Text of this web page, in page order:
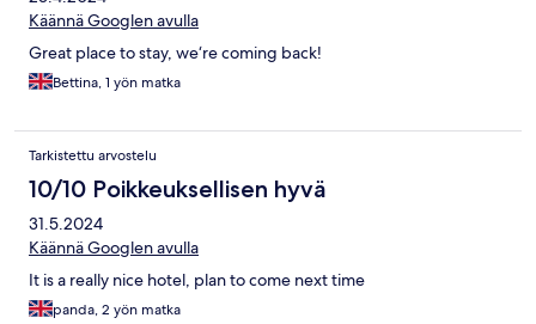
Käännä Googlen avulla
Great place to stay, we‘re coming back!
Bettina, 1 yön matka
Tarkistettu arvostelu
10/10 Poikkeuksellisen hyvä
31.5.2024
Käännä Googlen avulla
It is a really nice hotel, plan to come next time
panda, 2 yön matka